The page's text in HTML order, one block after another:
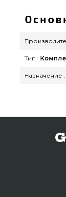
грилей
Тип :
Назначение :